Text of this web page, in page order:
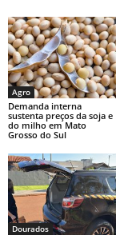
A
p
p
b
o
o
k
Agro
Demanda interna
sustenta preços da soja e
do milho em Mato
Grosso do Sul
Dourados